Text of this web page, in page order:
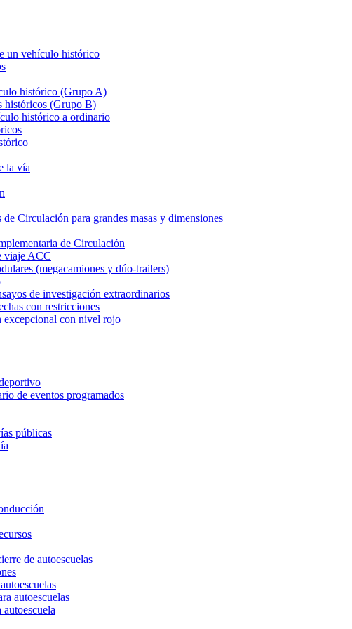
un vehículo histórico
histórico (Grupo A)
históricos (Grupo B)
histórico a ordinario
la vía
Circulación para grandes masas y dimensiones
de Circulación
viaje ACC
(megacamiones y dúo-trailers)
de investigación extraordinarios
con restricciones
excepcional con nivel rojo
de eventos programados
públicas
de autoescuelas
autoescuelas